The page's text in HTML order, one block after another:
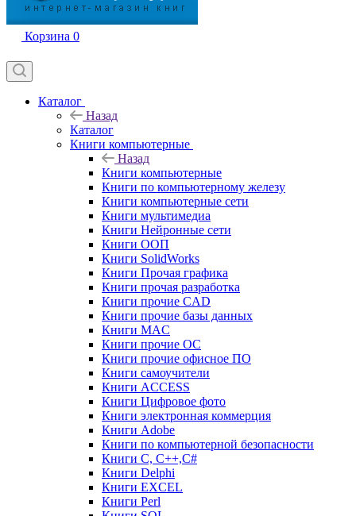
Корзина 0
Каталог
Назад
Каталог
Книги компьютерные
Назад
Книги компьютерные
Книги по компьютерному железу
Книги компьютерные сети
Книги мультимедиа
Книги Нейронные сети
Книги ООП
Книги SolidWorks
Книги Прочая графика
Книги прочая разработка
Книги прочие CAD
Книги прочие базы данных
Книги MAC
Книги прочие ОС
Книги прочие офисное ПО
Книги самоучители
Книги ACCESS
Книги Цифровое фото
Книги электронная коммерция
Книги Adobe
Книги по компьютерной безопасности
Книги C, C++,С#
Книги Delphi
Книги EXCEL
Книги Perl